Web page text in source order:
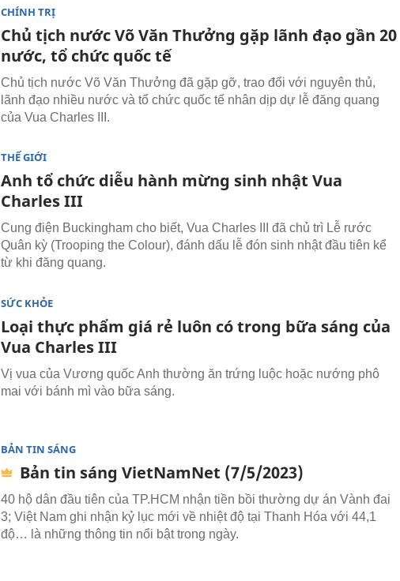
CHÍNH TRỊ
Chủ tịch nước Võ Văn Thưởng gặp lãnh đạo gần 20
nước, tổ chức quốc tế
Chủ tịch nước Võ Văn Thưởng đã gặp gỡ, trao đổi với nguyên thủ,
lãnh đạo nhiều nước và tổ chức quốc tế nhân dịp dự lễ đăng quang
của Vua Charles III.
THẾ GIỚI
Anh tổ chức diễu hành mừng sinh nhật Vua
Charles III
Cung điện Buckingham cho biết, Vua Charles III đã chủ trì Lễ rước
Quân kỳ (Trooping the Colour), đánh dấu lễ đón sinh nhật đầu tiên kể
từ khi đăng quang.
SỨC KHỎE
Loại thực phẩm giá rẻ luôn có trong bữa sáng của
Vua Charles III
Vị vua của Vương quốc Anh thường ăn trứng luộc hoặc nướng phô
mai với bánh mì vào bữa sáng.
BẢN TIN SÁNG
Bản tin sáng VietNamNet (7/5/2023)
40 hộ dân đầu tiên của TP.HCM nhận tiền bồi thường dự án Vành đai
3; Việt Nam ghi nhận kỷ lục mới về nhiệt độ tại Thanh Hóa với 44,1
độ… là những thông tin nổi bật trong ngày.